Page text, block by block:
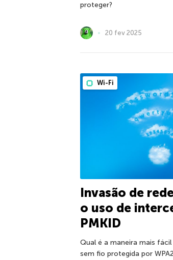
proteger?
20 fev 2025
Wi-Fi
Invasão de
o uso de
PMKID
Qual é a maneira mais
sem fio protegida por